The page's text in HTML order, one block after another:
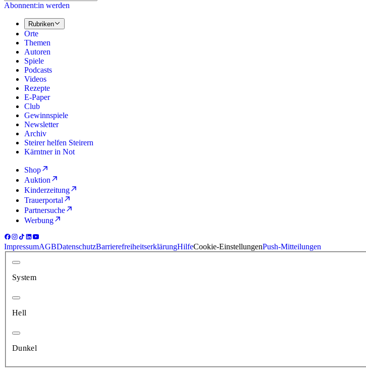
Abonnent:in werden
Rubriken
Orte
Themen
Autoren
Spiele
Podcasts
Videos
Rezepte
E-Paper
Club
Gewinnspiele
Newsletter
Archiv
Steirer helfen Steirern
Kärntner in Not
Shop
Auktion
Kinderzeitung
Trauerportal
Partnersuche
Werbung
ImpressumAGBDatenschutzBarrierefreiheitserklärungHilfeCookie-EinstellungenPush-Mitteilungen
System
Hell
Dunkel